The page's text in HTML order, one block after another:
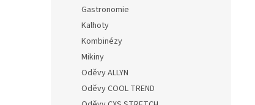
Gastronomie
Kalhoty
Kombinézy
Mikiny
Oděvy ALLYN
Oděvy COOL TREND